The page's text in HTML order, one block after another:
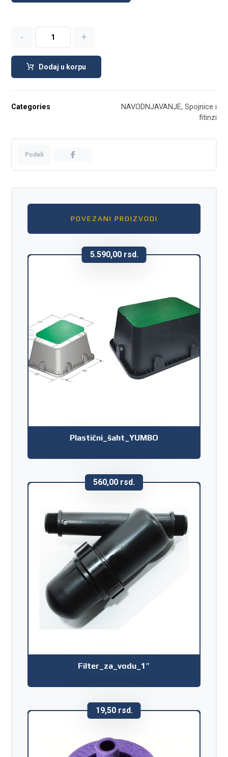
- +
Dodaj u korpu
Categories NAVODNJAVANJE, Spojnice i
fitinzi
POVEZANI PROIZVODI
Plastični_šaht_YUMBO
5.590,00 rsd.
Filter_za_vodu_1″
560,00 rsd.
19,50 rsd.